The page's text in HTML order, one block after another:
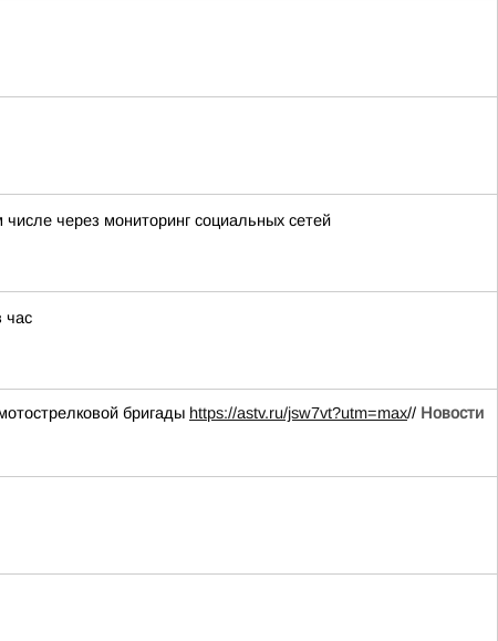
через мониторинг социальных сетей
час
бригады https://astv.ru/jsw7vt?utm=max// Новости